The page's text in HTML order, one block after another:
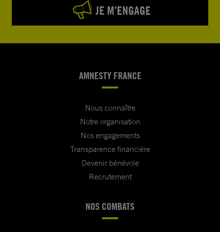
JE M’ENGAGE
AMNESTY FRANCE
Nous connaître
Notre organisation
Nos engagements
Transparence financière
Devenir bénévole
Recrutement
NOS COMBATS